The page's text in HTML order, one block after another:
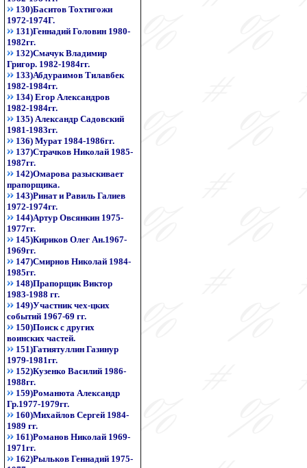
130)Баситов Тохтигожи
1972-1974Г.
131)Геннадий Головин 1980-
1982гг.
132)Смачук Владимир
Григор. 1982-1984гг.
133)Абдураимов Тилавбек
1982-1984гг.
134) Егор Александров
1982-1984гг.
135) Александр Садовский
1981-1983гг.
136) Мурат 1984-1986гг.
137)Страчков Николай 1985-
1987гг.
142)Омарова разыскивает
прапорщика.
143)Ринат и Равиль Галиев
1972-1974гг.
144)Артур Овсянкин 1975-
1977гг.
145)Кириков Олег Ан.1967-
1969гг.
147)Смирнов Николай 1984-
1985гг.
148)Прапорщик Виктор
1983-1988 гг.
149)Участник чех-цких
событий 1967-69 гг.
150)Поиск с других
воинских частей.
151)Гатиятуллин Газинур
1979-1981гг.
152)Кузенко Василий 1986-
1988гг.
159)Романюта Александр
Гр.1977-1979гг.
160)Михайлов Сергей 1984-
1989 гг.
161)Романов Николай 1969-
1971гг.
162)Рыльков Геннадий 1975-